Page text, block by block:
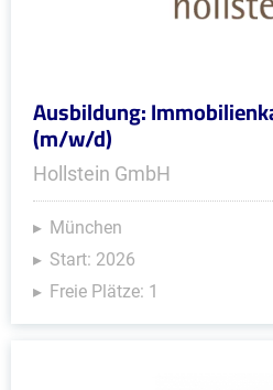
Ausbildung:
(m/w/d)
Hollstein GmbH
München
Start: 2026
Freie Plätze: 1